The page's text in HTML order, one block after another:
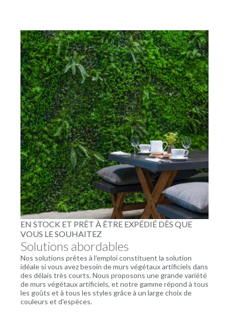
EN STOCK ET PRÊT À ÊTRE EXPÉDIÉ DÈS QUE
VOUS LE SOUHAITEZ
Solutions abordables
Nos solutions prêtes à l'emploi constituent la solution
idéale si vous avez besoin de murs végétaux artificiels dans
des délais très courts. Nous proposons une grande variété
de murs végétaux artificiels, et notre gamme répond à tous
les goûts et à tous les styles grâce à un large choix de
couleurs et d'espèces.